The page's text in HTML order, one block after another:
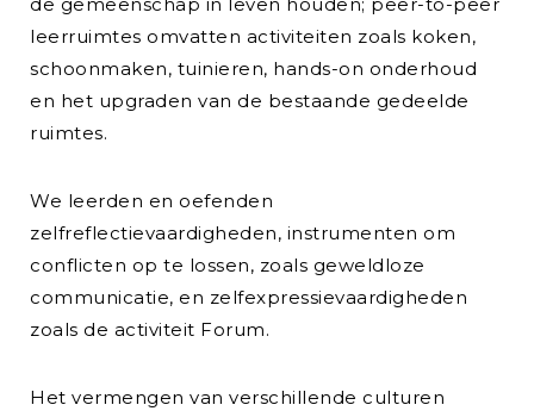
leerruimtes omvatten activiteiten zoals koken,
schoonmaken, tuinieren, hands-on onderhoud
en het upgraden van de bestaande gedeelde
ruimtes.
We leerden en oefenden
zelfreflectievaardigheden, instrumenten om
conflicten op te lossen, zoals geweldloze
communicatie, en zelfexpressievaardigheden
zoals de activiteit Forum.
Het vermengen van verschillende culturen